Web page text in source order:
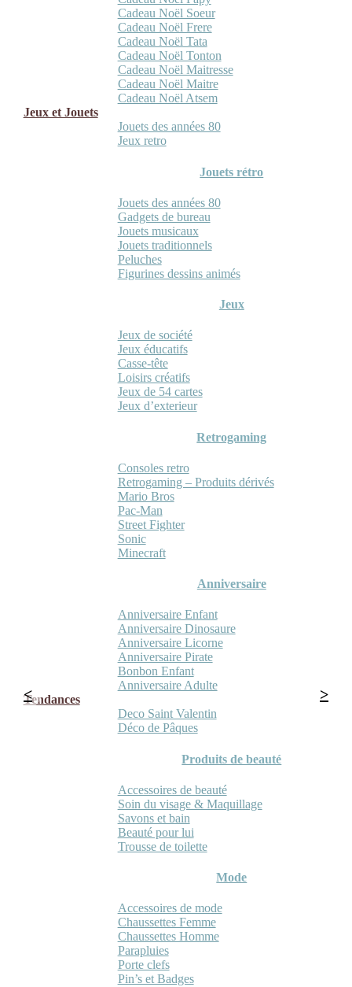
Cadeau Noël Soeur
Cadeau Noël Frere
Cadeau Noël Tata
Cadeau Noël Tonton
Cadeau Noël Maitresse
Cadeau Noël Maitre
Cadeau Noël Atsem
Jeux et Jouets
Jouets des années 80
Jeux retro
Jouets rétro
Jouets des années 80
Gadgets de bureau
Jouets musicaux
Jouets traditionnels
Peluches
Figurines dessins animés
Jeux
Jeux de société
Jeux éducatifs
Casse-tête
Loisirs créatifs
Jeux de 54 cartes
Jeux d’exterieur
Retrogaming
Consoles retro
Retrogaming – Produits dérivés
Mario Bros
Pac-Man
Street Fighter
Sonic
Minecraft
Anniversaire
Anniversaire Enfant
Anniversaire Dinosaure
Anniversaire Licorne
Anniversaire Pirate
Bonbon Enfant
Anniversaire Adulte
Tendances
Deco Saint Valentin
Déco de Pâques
Produits de beauté
Accessoires de beauté
Soin du visage & Maquillage
Savons et bain
Beauté pour lui
Trousse de toilette
Mode
Accessoires de mode
Chaussettes Femme
Chaussettes Homme
Parapluies
Porte clefs
Pin’s et Badges